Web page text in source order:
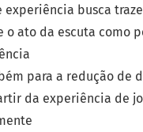
experiência busca
o ato da escuta como
para a redução de
da experiência de